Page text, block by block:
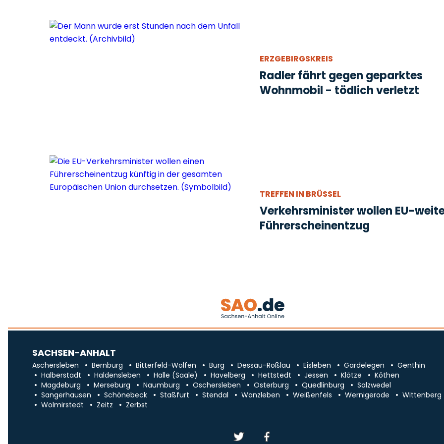
ERZGEBIRGSKREIS
Radler fährt gegen geparktes
Wohnmobil - tödlich verletzt
TREFFEN IN BRÜSSEL
Verkehrsminister wollen EU-
Führerscheinentzug
SACHSEN-ANHALT
Aschersleben Bernburg Bitterfeld-Wolfen Burg Dessau-Roßlau Eisleben Gardelegen
Genthin
Halberstadt
Haldensleben Halle (Saale) Havelberg Hettstedt Jessen Klötze
Köthen
Magdeburg
Merseburg Naumburg Oschersleben Osterburg Quedlinburg
Salzwedel
Sangerhausen
Schönebeck Staßfurt Stendal Wanzleben Weißenfels Wernigerode
Wittenberg
Wolmirstedt
Zeitz Zerbst